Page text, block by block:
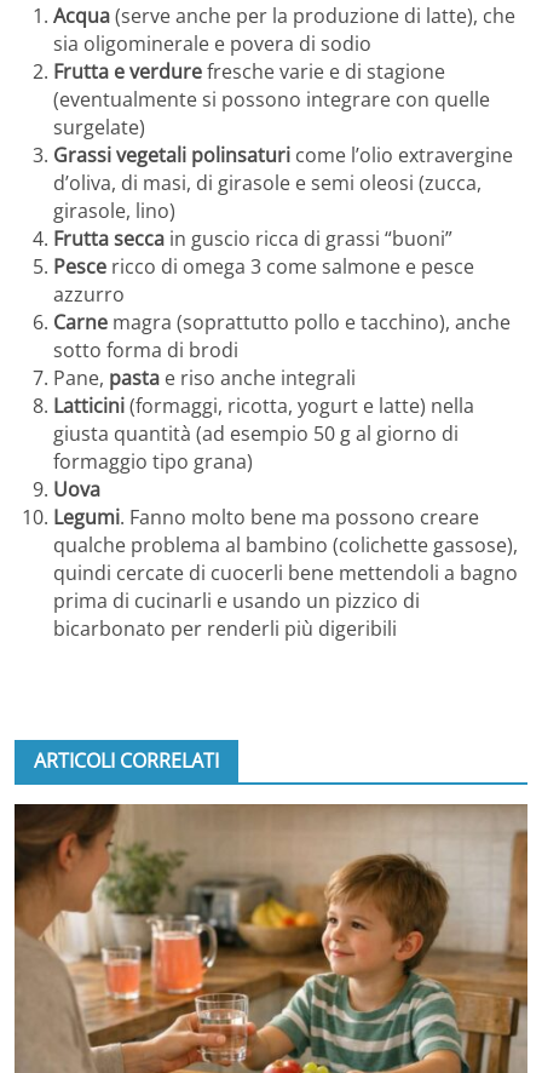
Acqua(serve anche per la produzione di latte), che
sia oligominerale e povera di sodio
Frutta e verdurefresche varie e di stagione
(eventualmente si possono integrare con quelle
surgelate)
Grassi vegetali polinsaturi come l’olio extravergine
d’oliva, di masi, di girasole e semi oleosi (zucca,
girasole, lino)
Frutta secca in guscio ricca di grassi “buoni”
Pesce ricco di omega 3 come salmone e pesce
azzurro
Carne magra (soprattutto pollo e tacchino), anche
sotto forma di brodi
Pane, pasta e riso anche integrali
Latticini(formaggi, ricotta, yogurt e latte) nella
giusta quantità (ad esempio 50 g al giorno di
formaggio tipo grana)
Uova
Legumi. Fanno molto bene ma possono creare
qualche problema al bambino (colichette gassose),
quindi cercate di cuocerli bene mettendoli a bagno
prima di cucinarli e usando un pizzico di
bicarbonato per renderli più digeribili
ARTICOLI CORRELATI